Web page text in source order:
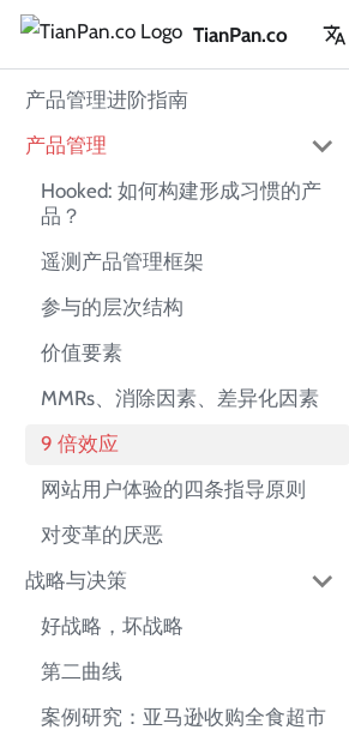
TianPan.co
产品管理进阶指南
产品管理
Hooked: 如何构建形成习惯的产
品？
遥测产品管理框架
参与的层次结构
价值要素
MMRs、消除因素、差异化因素
9 倍效应
网站用户体验的四条指导原则
对变革的厌恶
战略与决策
好战略，坏战略
第二曲线
案例研究：亚马逊收购全食超市